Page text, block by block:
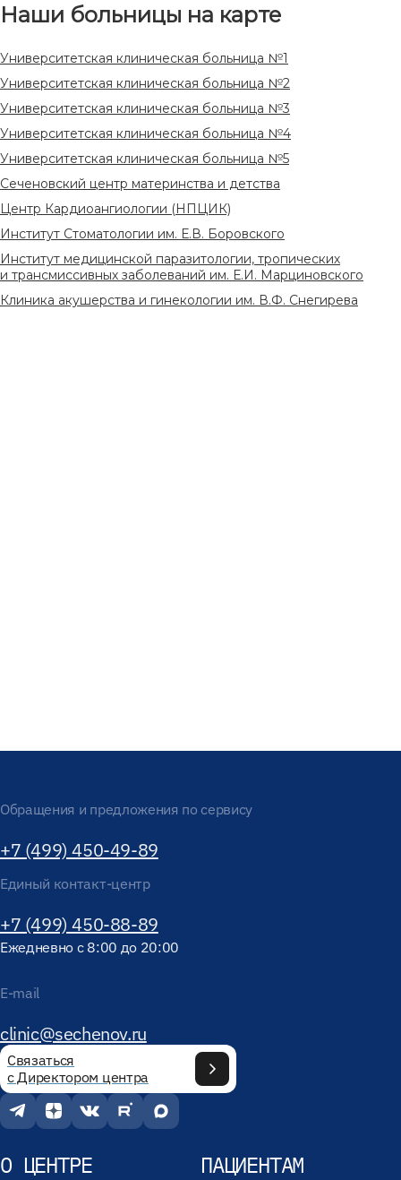
Наши больницы на карте
Университетская клиническая больница №1
Университетская клиническая больница №2
Университетская клиническая больница №3
Университетская клиническая больница №4
Университетская клиническая больница №5
Сеченовский центр материнства и детства
Центр Кардиоангиологии (НПЦИК)
Институт Стоматологии им. Е.В. Боровского
Институт медицинской паразитологии, тропических
и трансмиссивных заболеваний им. Е.И. Марциновского
Клиника акушерства и гинекологии им. В.Ф. Снегирева
Обращения и предложения по сервису
+7 (499) 450-49-89
Единый контакт-центр
+7 (499) 450-88-89
Ежедневно с 8:00 до 20:00
E-mail
clinic@sechenov.ru
Связаться
с Директором центра
О ЦЕНТРЕ ПАЦИЕНТАМ